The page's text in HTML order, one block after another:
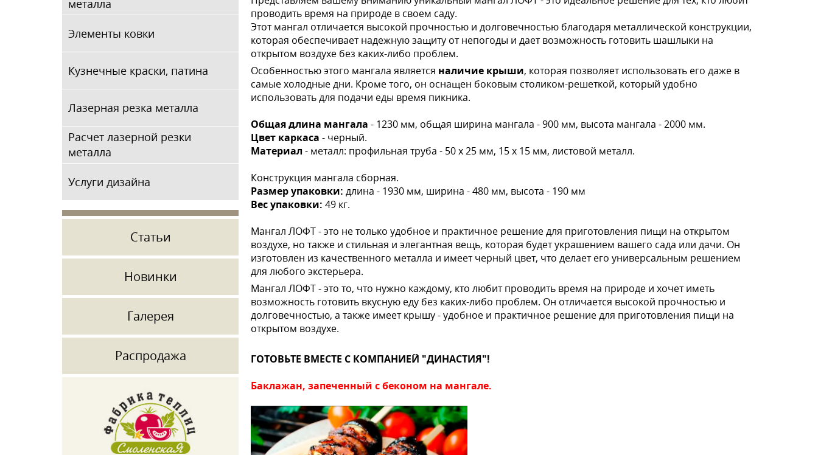
металла
Элементы ковки
Кузнечные краски, патина
Лазерная резка металла
Расчет лазерной резки
металла
Услуги дизайна
Статьи
Новинки
Галерея
Распродажа
проводить время на природе в своем саду.
Этот мангал отличается высокой прочностью и долговечностью благодаря металлической конструкции,
которая обеспечивает надежную защиту от непогоды и дает возможность готовить шашлыки на
открытом воздухе без каких-либо проблем.
Особенностью этого мангала является наличие крыши, которая позволяет использовать его даже в
самые холодные дни. Кроме того, он оснащен боковым столиком-решеткой, который удобно
использовать для подачи еды время пикника.
Общая длина мангала - 1230 мм, общая ширина мангала - 900 мм, высота мангала - 2000 мм.
Цвет каркаса - черный.
Материал - металл: профильная труба - 50 х 25 мм, 15 х 15 мм, листовой металл.
Конструкция мангала сборная.
Размер упаковки: длина - 1930 мм, ширина - 480 мм, высота - 190 мм
Вес упаковки: 49 кг.
Мангал ЛОФТ - это не только удобное и практичное решение для приготовления пищи на открытом
воздухе, но также и стильная и элегантная вещь, которая будет украшением вашего сада или дачи. Он
изготовлен из качественного металла и имеет черный цвет, что делает его универсальным решением
для любого экстерьера.
Мангал ЛОФТ - это то, что нужно каждому, кто любит проводить время на природе и хочет иметь
возможность готовить вкусную еду без каких-либо проблем. Он отличается высокой прочностью и
долговечностью, а также имеет крышу - удобное и практичное решение для приготовления пищи на
открытом воздухе.
ГОТОВЬТЕ ВМЕСТЕ С КОМПАНИЕЙ "ДИНАСТИЯ"!
Баклажан, запеченный с беконом на мангале.